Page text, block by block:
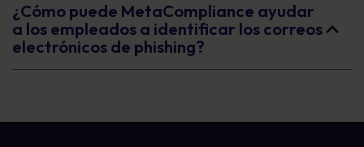
¿Cómo puede MetaCompliance ayudar
a los empleados a identificar los correos
electrónicos de phishing?